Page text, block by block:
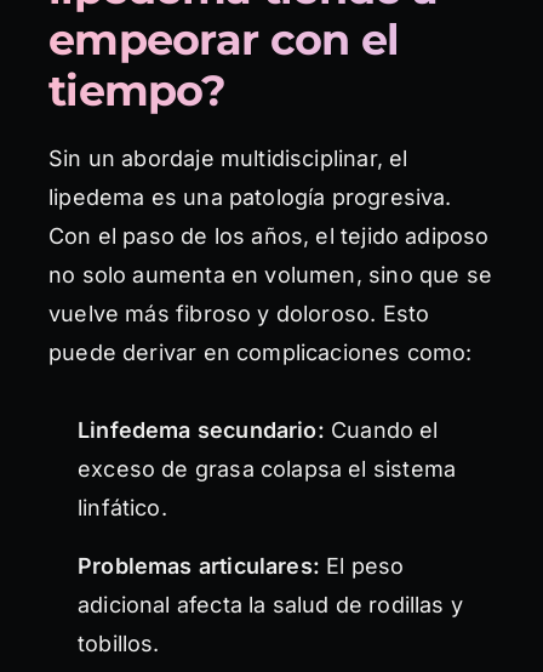
empeorar con el
tiempo?
Sin un abordaje multidisciplinar, el
lipedema es una patología progresiva.
Con el paso de los años, el tejido adiposo
no solo aumenta en volumen, sino que se
vuelve más fibroso y doloroso. Esto
puede derivar en complicaciones como:
Linfedema secundario: Cuando el
exceso de grasa colapsa el sistema
linfático.
Problemas articulares: El peso
adicional afecta la salud de rodillas y
tobillos.